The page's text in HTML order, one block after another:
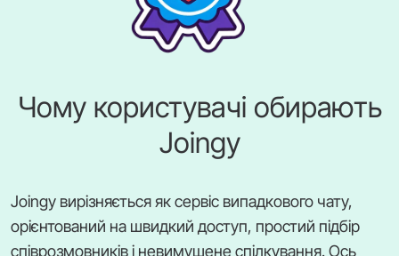
Чому користувачі обирають
Joingy
Joingy вирізняється як сервіс випадкового чату,
орієнтований на швидкий доступ, простий підбір
співрозмовників і невимушене спілкування. Ось